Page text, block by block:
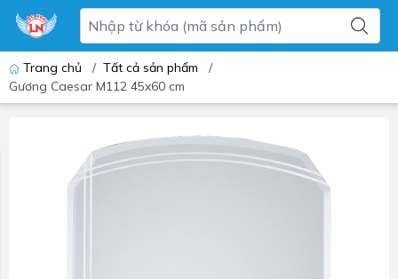
Trang chủ / Tất cả sản phẩm
/
Gương Caesar M112 45x60 cm